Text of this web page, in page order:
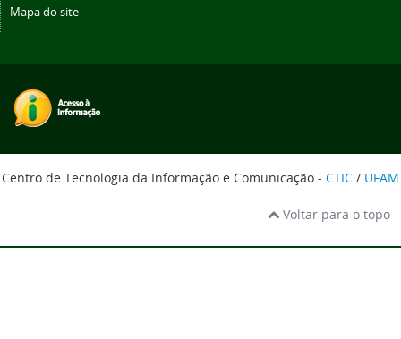
Mapa do site
Centro de Tecnologia da Informação e Comunicação - CTIC / UFAM
Voltar para o topo